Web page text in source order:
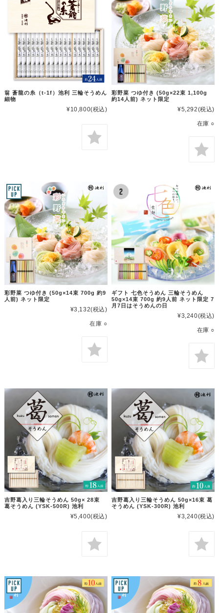
翁 蒼龍の糸（t-1f）池利 三輪そうめん
細物
¥10,800(税込)
彩野菜 つゆ付き (50g×22束 1,100g
約14人前) ネット限定
¥5,292(税込)
在庫 ○
彩野菜 つゆ付き (50g×14束 700g 約9
人前) ネット限定
¥3,132(税込)
在庫 ○
ギフト 七色そうめん 三輪そうめん
50g×14束 700g 約9人前 ネット限定 7
月7日はそうめんの日
¥3,240(税込)
在庫 ○
吉野葛入り三輪そうめん 50g× 28束
葛そうめん (YSK-500R) 池利
¥5,400(税込)
吉野葛入り三輪そうめん 50g×16束 葛
そうめん (YSK-300R) 池利
¥3,240(税込)